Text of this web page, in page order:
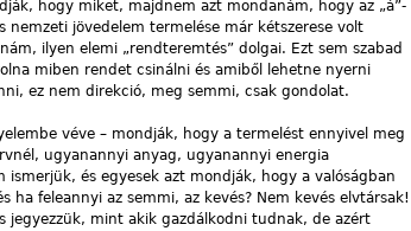
hogy miket, majdnem azt mondanám, hogy az „á”-
nemzeti jövedelem termelése már kétszerese volt
ilyen elemi „rendteremtés” dolgai. Ezt sem szabad
miben rendet csinálni és amiből lehetne nyerni
ez nem direkció, meg semmi, csak gondolat.
véve – mondják, hogy a termelést ennyivel meg
ugyanannyi anyag, ugyanannyi energia
és egyesek azt mondják, hogy a valóságban
feleannyi az semmi, az kevés? Nem kevés elvtársak!
jegyezzük, mint akik gazdálkodni tudnak, de azért